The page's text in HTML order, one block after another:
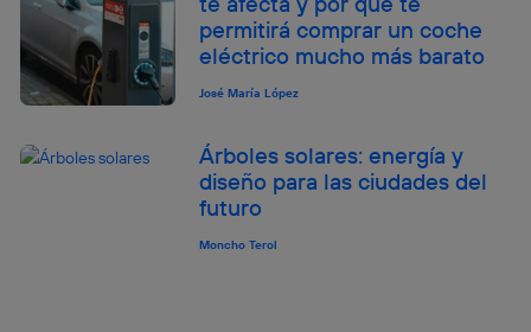
permitirá comprar un coche
eléctrico mucho más barato
José María López
Árboles solares: energía y
diseño para las ciudades del
futuro
Moncho Terol
que hayan dado su consentimiento.
Si utilizas
datos móviles, el marketing será más
personalizado, ya que se basará únicamente en la
navegación del usuario del móvil.
“Administrar Utiq” en la parte inferior de esta página web o
visitando el portal de privacidad de Utiq
. Para más información, consulta
política de privacidad de Utiq